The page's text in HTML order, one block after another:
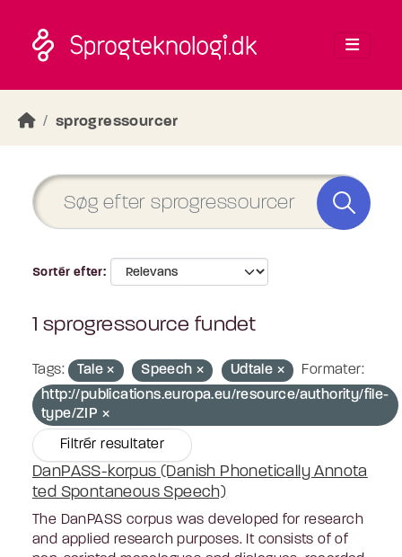
sprogressourcer
Sortér efter
1 sprogressource fundet
Tags: Tale Speech Udtale
Formater:
http://publications.europa.eu/resource/authority/file-
type/ZIP
Filtrér resultater
DanPASS-korpus (Danish Phonetically Annota
ted Spontaneous Speech)
The DanPASS corpus was developed for research
and applied research purposes. It consists of of